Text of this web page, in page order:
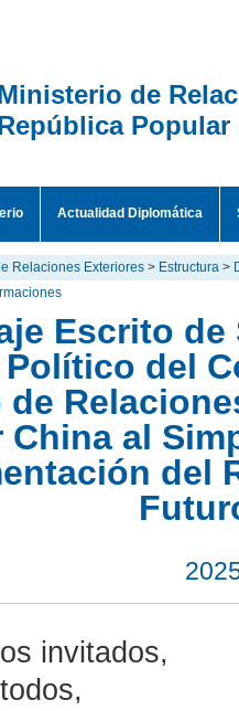
de
Popular
Actualidad Diplomática
Relaciones Exteriores > Estructura >
Escrito de
del
China al
del
invitados,